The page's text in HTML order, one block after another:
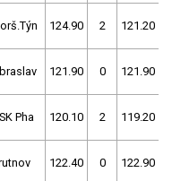
124.90 2 121.20
121.90 0 121.90
Pha 120.10 2 119.20
122.40 0 122.90